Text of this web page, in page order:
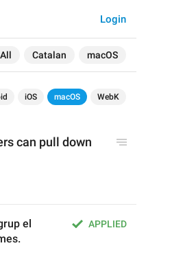
All Catalan macOS
Login
iOS macOS WebK
can pull down
APPLIED
el